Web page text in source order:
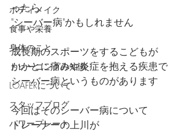
ボディメイク
食事や栄養
身体のこと
トレーニングの知識
LOAFERについて
スタッフブログ
パワープレート
ったら
"シーバー病"かもしれません
成長期のスポーツをするこどもが
かかとに痛みや炎症を抱える疾患で
シーバー病というものがあります
今回はそのシーバー病について
トレーナーの上川が